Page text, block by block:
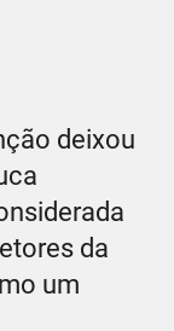
deixou
da
um